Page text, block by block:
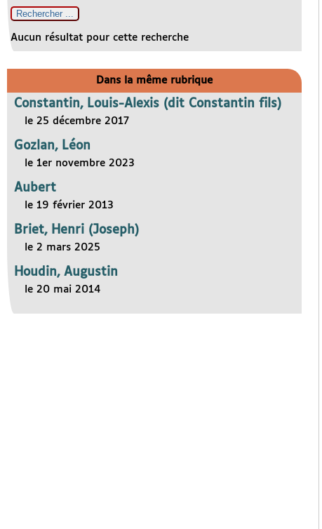
Aucun résultat pour cette recherche
Dans la même rubrique
Constantin, Louis-Alexis (dit Constantin fils)
le 25 décembre 2017
Gozlan, Léon
le 1er novembre 2023
Aubert
le 19 février 2013
Briet, Henri (Joseph)
le 2 mars 2025
Houdin, Augustin
le 20 mai 2014